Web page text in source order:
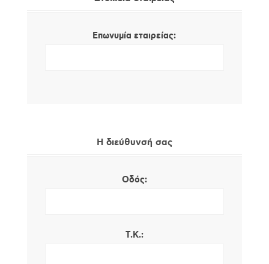
Επωνυμία εταιρείας:
Η διεύθυνσή σας
Οδός:
Τ.Κ.: